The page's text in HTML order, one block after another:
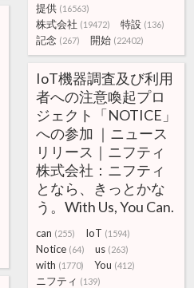
提供 (16563)
株式会社 (19472) 特設 (136)
記念 (267) 開始 (22402)
IoT機器調査及び利用
者への注意喚起プロ
ジェクト「NOTICE」
への参加 ｜ニュース
リリース｜ニフティ
株式会社：ニフティ
となら、きっとかな
う。With Us, You Can.
can (255) IoT (1594)
Notice (64) us (263)
with (1770) You (412)
ニフティ (139)